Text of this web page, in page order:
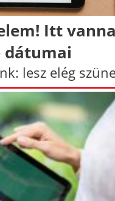
Itt
dátumai
lesz elég